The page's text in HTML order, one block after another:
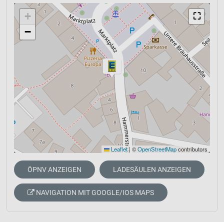
⛶
+
−
Leaflet| ©OpenStreetMapcontributors
ÖPNV ANZEIGEN LADESÄULEN ANZEIGEN
NAVIGATION MIT GOOGLE/IOS MAPS